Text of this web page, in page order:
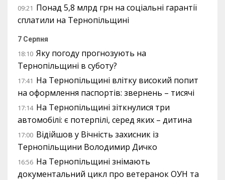
09:21 Понад 5,8 млрд грн на соціальні гарантії
сплатили на Тернопільщині
7 Серпня
18:10 Яку погоду прогнозують на
Тернопільщині в суботу?
17:41 На Тернопільщині влітку високий попит
на оформлення паспортів: звернень – тисячі
17:14 На Тернопільщині зіткнулися три
автомобілі: є потерпілі, серед яких – дитина
17:00 Відійшов у Вічність захисник із
Тернопільщини Володимир Дичко
16:56 На Тернопільщині знімають
документальний цикл про ветеранок ОУН та